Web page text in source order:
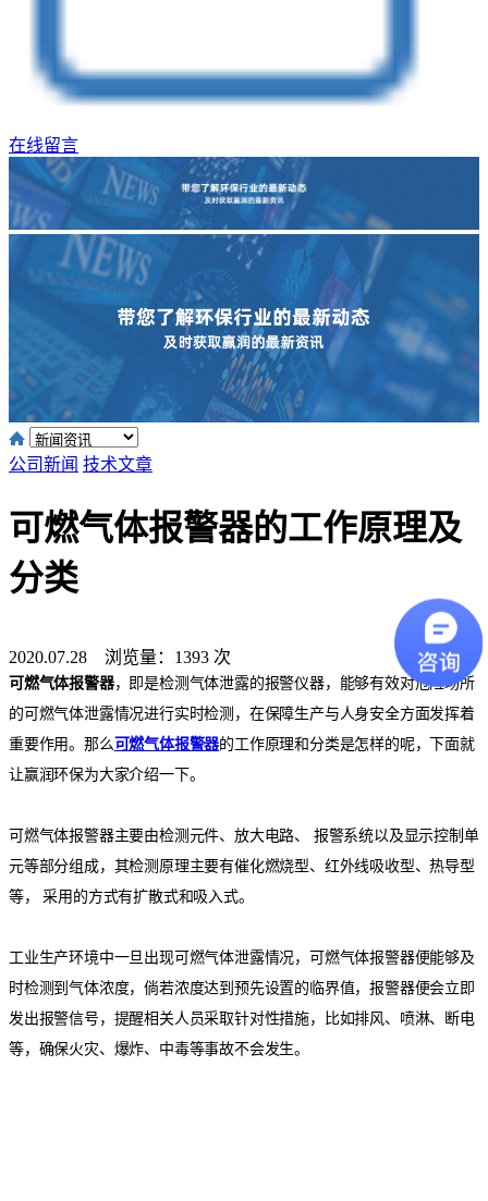
在线留言
公司新闻 技术文章
可燃气体报警器的工作原理及
分类
2020.07.28 浏览量：1393 次
可燃气体报警器，即是检测气体泄露的报警仪器，能够有效对危险场所
的可燃气体泄露情况进行实时检测，在保障生产与人身安全方面发挥着
重要作用。那么 可燃气体报警器的工作原理和分类是怎样的呢，下面就
让赢润环保为大家介绍一下。
可燃气体报警器主要由检测元件、放大电路、
报警系统以及显示控制单
元等部分组成，其检测原理主要有催化燃烧型、红外线吸收型、热导型
等，
采用的方式有扩散式和吸入式。
工业生产环境中一旦出现可燃气体泄露情况，可燃气体报警器便能够及
时检测到气体浓度，倘若浓度达到预先设置的临界值，报警器便会立即
发出报警信号，提醒相关人员采取针对性措施，比如排风、喷淋、断电
等，确保火灾、爆炸、中毒等事故不会发生。